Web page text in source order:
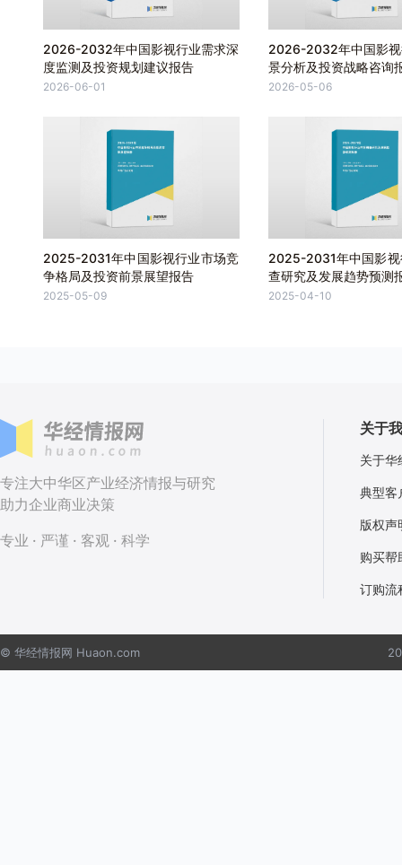
2026-2032年中国影视行业需求深
度监测及投资规划建议报告
2026-06-01
2026-2032年中国影视
景分析及投资战略咨询
2026-05-06
2025-2031年中国影视行业市场竞
争格局及投资前景展望报告
2025-05-09
2025-2031年中国影视
查研究及发展趋势预测
2025-04-10
专注大中华区产业经济情报与研究
助力企业商业决策
专业 · 严谨 · 客观 · 科学
关于
关于华
典型客
版权声
购买帮
订购流
© 华经情报网 Huaon.com